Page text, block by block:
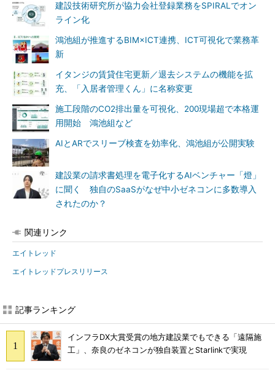
建設技術研究所が協力会社登録業務をSPIRALでオン
ライン化
鴻池組が推進するBIM×ICT連携、ICT可視化で業務革
新
イタンジの賃貸住宅更新／退去システムの機能を拡
充、「入居者管理くん」に名称変更
施工段階のCO2排出量を可視化、200現場超で本格運
用開始 鴻池組など
AIとARでスリーブ検査を効率化、鴻池組が公開実験
建設業の請求書処理を電子化するAIベンチャー「燈」
に聞く 独自のSaaSがなぜ中小ゼネコンに多数導入
されたのか？
関連リンク
エイトレッド
エイトレッドプレスリリース
あなたにおすすめ